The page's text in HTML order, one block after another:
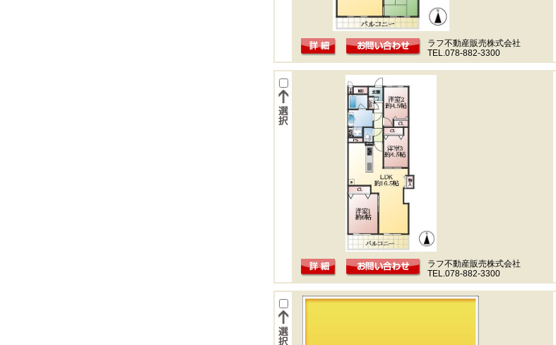
ラフ不動産販売株式会社
TEL.078-882-3300
ラフ不動産販売株式会社
TEL.078-882-3300